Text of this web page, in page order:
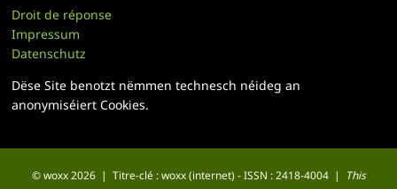
Droit de réponse
Impressum
Datenschutz
Dëse Site benotzt nëmmen technesch néideg an
anonymiséiert Cookies.
© woxx 2026 | Titre-clé : woxx (internet) - ISSN : 2418-4004 |
This